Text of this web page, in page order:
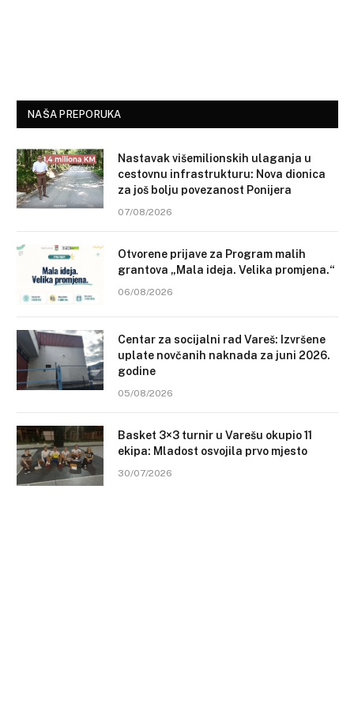
NAŠA PREPORUKA
Nastavak višemilionskih ulaganja u
cestovnu infrastrukturu: Nova dionica
za još bolju povezanost Ponijera
07/08/2026
Otvorene prijave za Program malih
grantova „Mala ideja. Velika promjena.“
06/08/2026
Centar za socijalni rad Vareš: Izvršene
uplate novčanih naknada za juni 2026.
godine
05/08/2026
Basket 3×3 turnir u Varešu okupio 11
ekipa: Mladost osvojila prvo mjesto
30/07/2026